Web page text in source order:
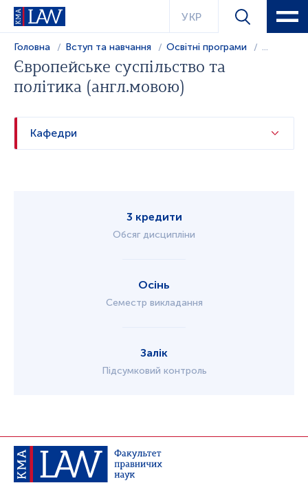
УКР
Головна Вступ та навчання Освітні програми ...
Європейське суспільство та
політика (англ.мовою)
Кафедри
3 кредити
Обсяг дисципліни
Осінь
Семестр викладання
Залік
Підсумковий контроль